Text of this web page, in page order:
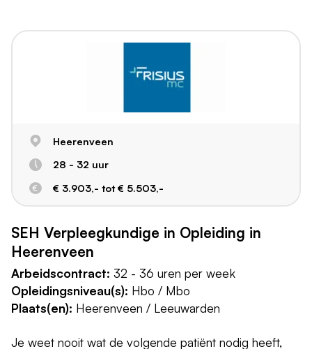
Heerenveen
28 - 32 uur
€ 3.903,- tot € 5.503,-
SEH Verpleegkundige in Opleiding in
Heerenveen
Arbeidscontract: 32 - 36 uren per week
Opleidingsniveau(s): Hbo / Mbo
Plaats(en): Heerenveen / Leeuwarden
Je weet nooit wat de volgende patiënt nodig heeft,